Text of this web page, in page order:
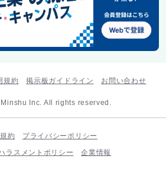
規約 掲示板ガイドライン お問い合わせ
Inc. All rights reserved.
約
プライバシーポリシー
ラスメントポリシー
企業情報